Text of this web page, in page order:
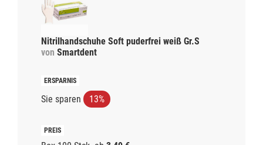
Nitrilhandschuhe Soft puderfrei weiß Gr.S
von Smartdent
Sie sparen 13%